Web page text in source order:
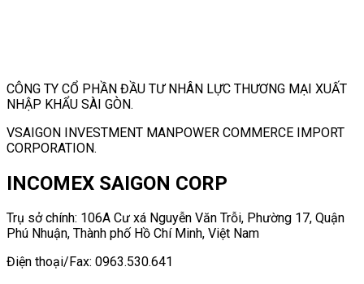
CÔNG TY CỔ PHẦN ĐẦU TƯ NHÂN LỰC THƯƠNG MẠI XUẤT
NHẬP KHẨU SÀI GÒN.
VSAIGON INVESTMENT MANPOWER COMMERCE IMPORT
CORPORATION.
INCOMEX SAIGON CORP
Trụ sở chính: 106A Cư xá Nguyễn Văn Trỗi, Phường 17, Quận
Phú Nhuận, Thành phố Hồ Chí Minh, Việt Nam
Điện thoại/Fax: 0963.530.641